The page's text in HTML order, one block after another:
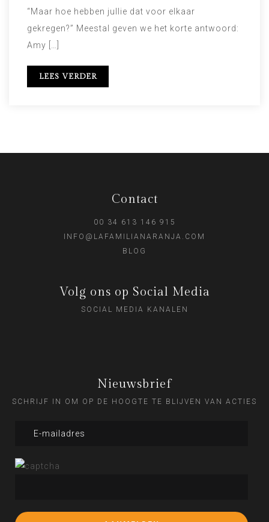
“Maar hoe hebben jullie dat voor elkaar
gekregen?” Meestal geven we het korte antwoord:
Amy […]
LEES VERDER
Contact
00 34 613 146 915
INFO@LAFAMILIANARANJA.COM
BLOG
Volg ons op Social Media
SOCIAL MEDIA KANALEN
Nieuwsbrief
SCHRIJF IN OM OP DE HOOGTE TE BLIJVEN VAN ACTIES